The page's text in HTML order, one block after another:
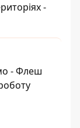
-
- Флеш